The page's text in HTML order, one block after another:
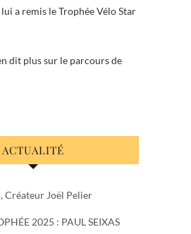
lui a remis le Trophée Vélo Star
dit plus sur le parcours de
ACTUALITÉ
Créateur Joël Pelier
2025 : PAUL SEIXAS